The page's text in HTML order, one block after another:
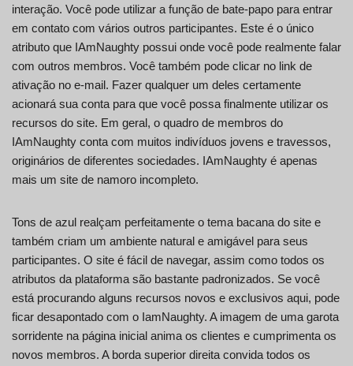
interação. Você pode utilizar a função de bate-papo para entrar
em contato com vários outros participantes. Este é o único
atributo que IAmNaughty possui onde você pode realmente falar
com outros membros. Você também pode clicar no link de
ativação no e-mail. Fazer qualquer um deles certamente
acionará sua conta para que você possa finalmente utilizar os
recursos do site. Em geral, o quadro de membros do
IAmNaughty conta com muitos indivíduos jovens e travessos,
originários de diferentes sociedades. IAmNaughty é apenas
mais um site de namoro incompleto.
Tons de azul realçam perfeitamente o tema bacana do site e
também criam um ambiente natural e amigável para seus
participantes. O site é fácil de navegar, assim como todos os
atributos da plataforma são bastante padronizados. Se você
está procurando alguns recursos novos e exclusivos aqui, pode
ficar desapontado com o IamNaughty. A imagem de uma garota
sorridente na página inicial anima os clientes e cumprimenta os
novos membros. A borda superior direita convida todos os